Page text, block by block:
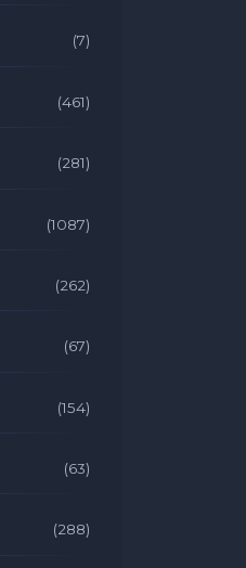
(7)
(461)
(281)
(1087)
(262)
(67)
(154)
(63)
(288)